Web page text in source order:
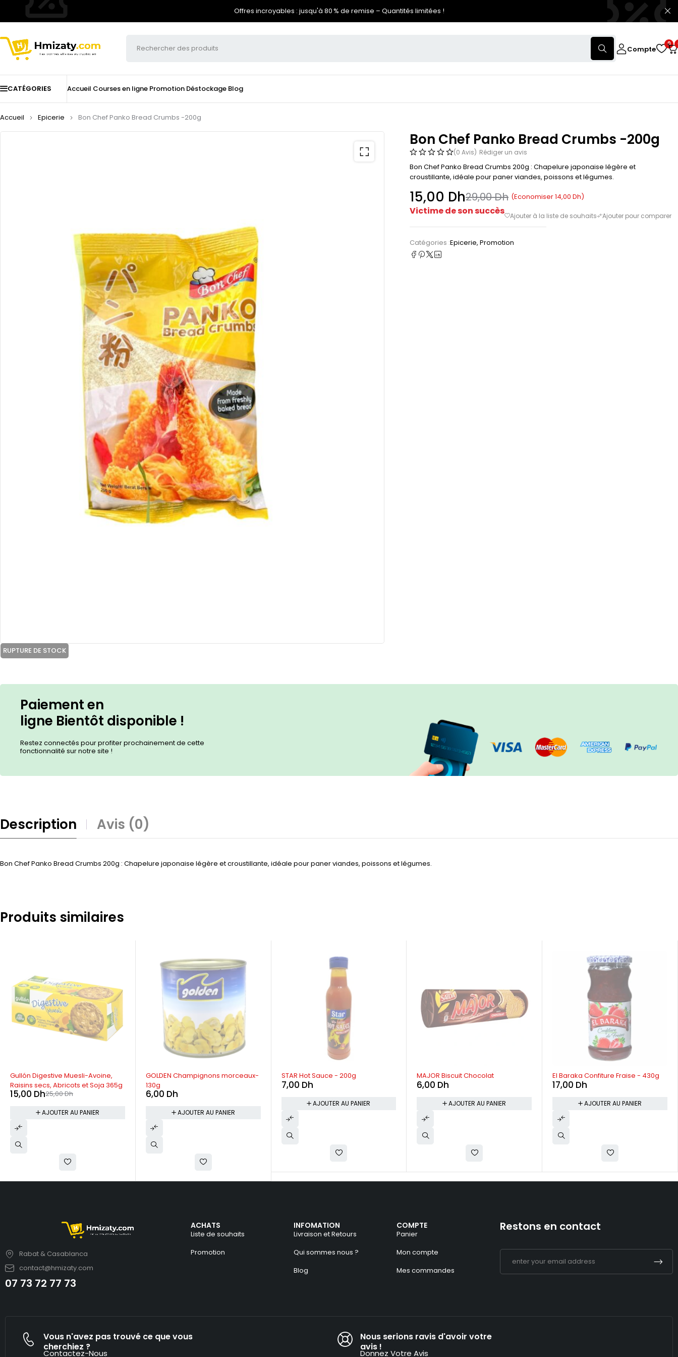
Offres incroyables : jusqu'à 80 % de remise – Quantités limitées !
Compte
0
CATÉGORIES Accueil Courses en ligne Promotion Déstockage Blog
Accueil Epicerie Bon Chef Panko Bread Crumbs -200g
RUPTURE DE STOCK
Bon Chef Panko Bread Crumbs -200g
(0 Avis) Rédiger un avis
Bon Chef Panko Bread Crumbs 200g : Chapelure japonaise légère et
croustillante, idéale pour paner viandes, poissons et légumes.
29,00Dh
15,00 Dh (Economiser14,00 Dh)
Victime de son succès
Catégories :Epicerie, Promotion
Paiement en
ligne Bientôt disponible !
Restez connectés pour profiter prochainement de cette
fonctionnalité sur notre site !
Description Avis (0)
Bon Chef Panko Bread Crumbs 200g : Chapelure japonaise légère et croustillante, idéale pour paner viandes, poissons et légumes.
Produits similaires
-40%
Gullón Digestive Muesli-Avoine,
Raisins secs, Abricots et Soja 365g
25,00Dh
15,00 Dh
AJOUTER AU PANIER
GOLDEN Champignons morceaux-
130g
6,00 Dh
AJOUTER AU PANIER
STAR Hot Sauce - 200g
7,00 Dh
AJOUTER AU PANIER
MAJOR Biscuit Chocolat
6,00 Dh
AJOUTER AU PANIER
El Baraka Confiture Fraise - 430g
17,00 Dh
AJOUTER AU PANIER
Rabat & Casablanca
contact@hmizaty.com
07 73 72 77 73
ACHATS
Liste de souhaits
Promotion
INFOMATION
Livraison et Retours
Qui sommes nous ?
Blog
COMPTE
Panier
Mon compte
Mes commandes
Restons en contact
Vous n'avez pas trouvé ce que vous
cherchiez ?
Contactez-Nous
Nous serions ravis d'avoir votre
avis !​
Donnez Votre Avis